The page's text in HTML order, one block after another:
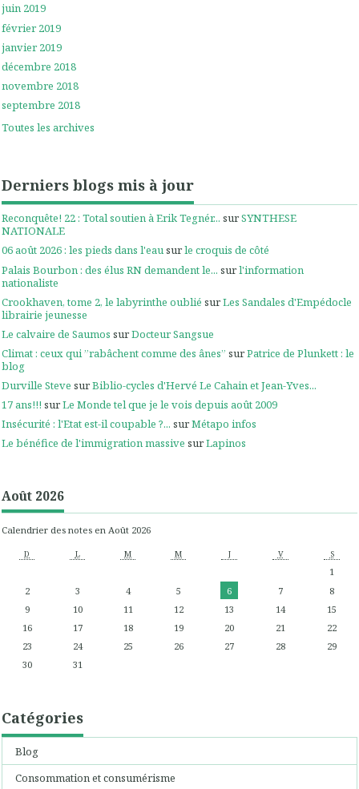
juin 2019
février 2019
janvier 2019
décembre 2018
novembre 2018
septembre 2018
Toutes les archives
Derniers blogs mis à jour
Reconquête! 22 : Total soutien à Erik Tegnér... surSYNTHESE
NATIONALE
06 août 2026 : les pieds dans l'eausurle croquis de côté
Palais Bourbon : des élus RN demandent le... surl'information
nationaliste
Crookhaven, tome 2, le labyrinthe oublié surLes Sandales d'Empédocle
librairie jeunesse
Le calvaire de Saumos surDocteur Sangsue
Climat : ceux qui ”rabâchent comme des ânes” surPatrice de Plunkett : le
blog
Durville Steve surBiblio-cycles d'Hervé Le Cahain et Jean-Yves...
17 ans!!! surLe Monde tel que je le vois depuis août 2009
Insécurité : l'Etat est-il coupable ?... surMétapo infos
Le bénéfice de l'immigration massive surLapinos
Août 2026
Calendrier des notes en Août 2026
D L M M J V S
1
2
3 4 5 6 7
8
9
10 11 12 13 14
15
16
17 18 19 20 21
22
23
24 25 26 27 28
29
30
31
Catégories
Blog
Consommation et consumérisme